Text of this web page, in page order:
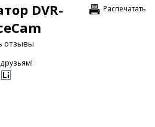
Распечатать
DVR-
отзывы